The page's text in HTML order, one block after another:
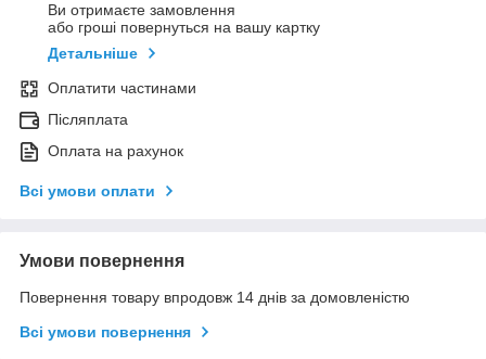
Ви отримаєте замовлення
або гроші повернуться на вашу картку
Детальніше
Оплатити частинами
Післяплата
Оплата на рахунок
Всі умови оплати
Умови повернення
Повернення товару впродовж 14 днів за домовленістю
Всі умови повернення